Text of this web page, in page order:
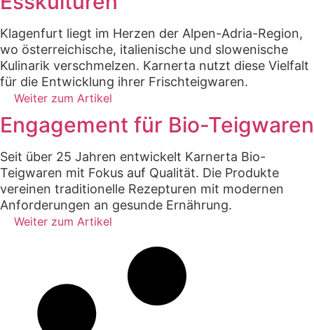
Klagenfurt liegt im Herzen der Alpen-Adria-Region,
wo österreichische, italienische und slowenische
Kulinarik verschmelzen. Karnerta nutzt diese Vielfalt
für die Entwicklung ihrer Frischteigwaren.
Weiter zum Artikel
Engagement für Bio-Teigwaren
Seit über 25 Jahren entwickelt Karnerta Bio-
Teigwaren mit Fokus auf Qualität. Die Produkte
vereinen traditionelle Rezepturen mit modernen
Anforderungen an gesunde Ernährung.
Weiter zum Artikel